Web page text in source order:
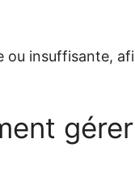
ou insuffisante,